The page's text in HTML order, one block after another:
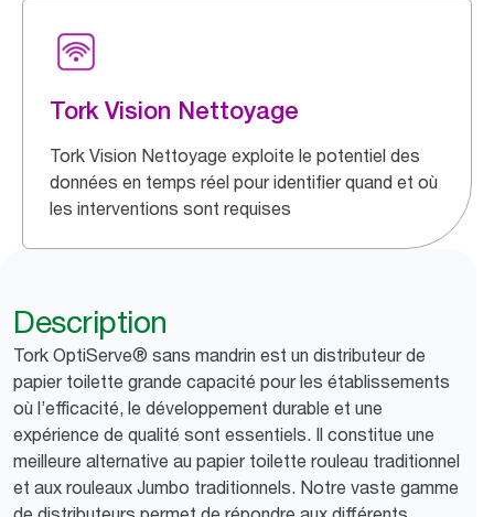
Tork Vision Nettoyage
Tork Vision Nettoyage exploite le potentiel des
données en temps réel pour identifier quand et où
les interventions sont requises
Description
Tork OptiServe® sans mandrin est un distributeur de
papier toilette grande capacité pour les établissements
où l’efficacité, le développement durable et une
expérience de qualité sont essentiels. Il constitue une
meilleure alternative au papier toilette rouleau traditionnel
et aux rouleaux Jumbo traditionnels. Notre vaste gamme